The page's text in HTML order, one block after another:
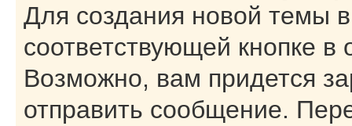
Для создания новой темы
соответствующей кнопке
Возможно, вам придется
отправить сообщение.